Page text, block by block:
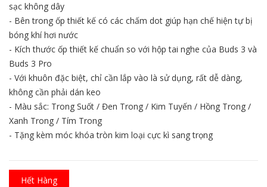
sạc không dây
- Bên trong ốp thiết kế có các chấm dot giúp hạn chế hiện tự bị
bóng khí hơi nước
- Kích thước ốp thiết kế chuẩn so với hộp tai nghe của Buds 3 và
Buds 3 Pro
- Với khuôn đặc biệt, chỉ cần lắp vào là sử dụng, rất dễ dàng,
không cần phải dán keo
- Màu sắc: Trong Suốt / Đen Trong / Kim Tuyến / Hồng Trong /
Xanh Trong / Tím Trong
- Tặng kèm móc khóa tròn kim loại cực kì sang trọng
Hết Hàng